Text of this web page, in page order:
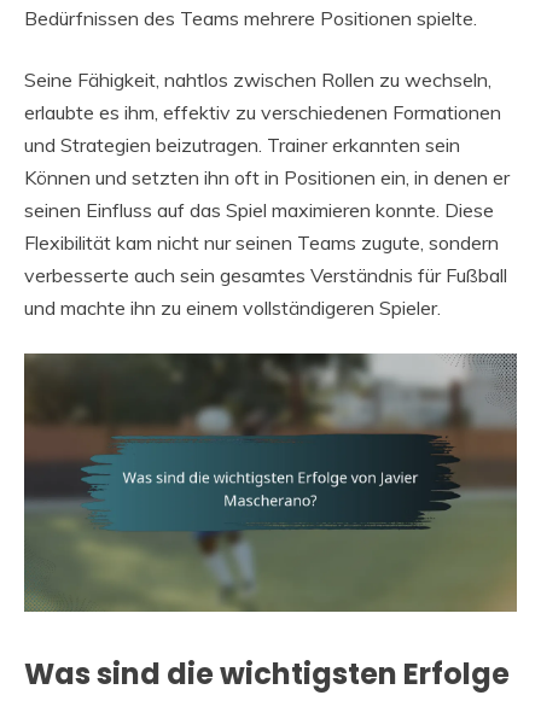
Bedürfnissen des Teams mehrere Positionen spielte.
Seine Fähigkeit, nahtlos zwischen Rollen zu wechseln,
erlaubte es ihm, effektiv zu verschiedenen Formationen
und Strategien beizutragen. Trainer erkannten sein
Können und setzten ihn oft in Positionen ein, in denen er
seinen Einfluss auf das Spiel maximieren konnte. Diese
Flexibilität kam nicht nur seinen Teams zugute, sondern
verbesserte auch sein gesamtes Verständnis für Fußball
und machte ihn zu einem vollständigeren Spieler.
Was sind die wichtigsten Erfolge